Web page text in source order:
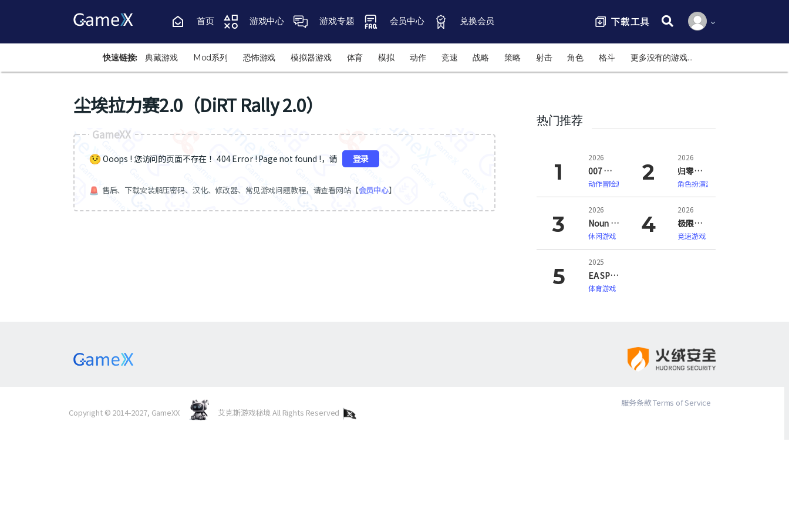
首页 游戏中心 游戏专题 会员中心 兑换会员
搜索:
快速链接: 典藏游戏 Mod系列 恐怖游戏 模拟器游戏 体育 模拟 动作 竞速 战略 策略 射击 角色 格斗 更多没有的游戏…
尘埃拉力赛2.0（DiRT Rally 2.0）
GameXX
Ooops ! 您访问的页面不存在 ！404 Error ! Page not found !，请 登录
售后、下载安装解压密码、汉化、修改器、常见游戏问题教程，请查看网站【会员中心】
热门推荐
2026
007 初露锋芒（007 First Light）
动作冒险游戏
2026
归零巡礼：亡谍镇魂曲（ZERO PARADES: For Dead Spies）
角色扮演游戏
2026
Noun Town 语言学习（Noun Town Language Learning）
休闲游戏
2026
极限竞速：地平线6（Forza Horizon 6）
竞速游戏
2025
EA SPORTS FC 26
体育游戏
Copyright © 2014-2027, GameXX 艾克斯游戏秘境 All Rights Reserved
服务条款 Terms of Service